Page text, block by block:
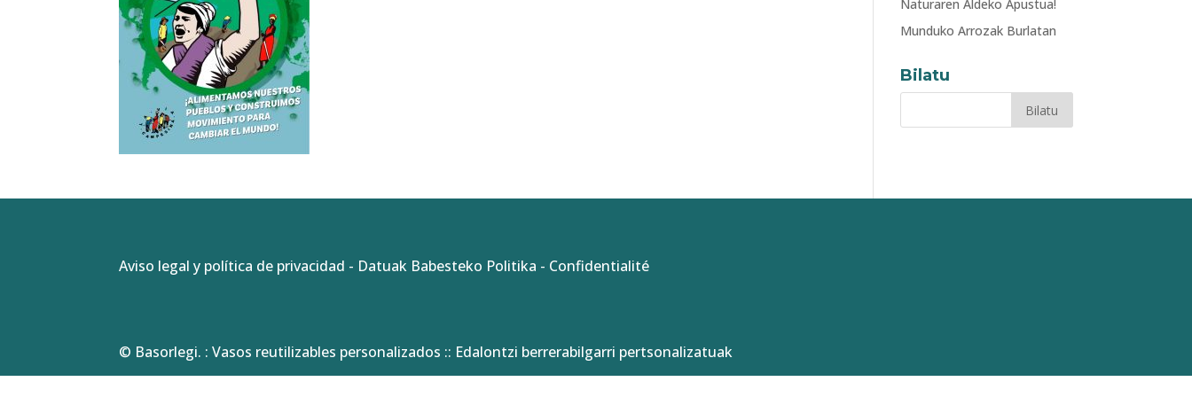
Naturaren Aldeko Apustua!
Munduko Arrozak Burlatan
Bilatu
Aviso legal y política de privacidad - Datuak Babesteko Politika - Confidentialité
© Basorlegi. : Vasos reutilizables personalizados :: Edalontzi berrerabilgarri pertsonalizatuak